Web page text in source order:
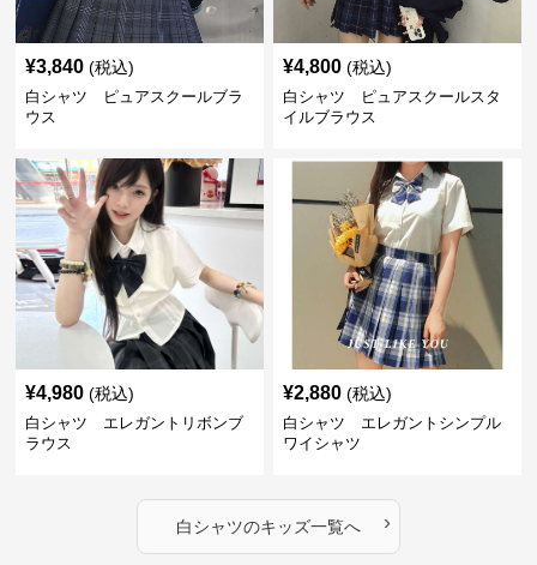
¥3,840 (税込)
白シャツ ピュアスクールブラ
ウス
¥4,800 (税込)
白シャツ ピュアスクールスタ
イルブラウス
¥4,980 (税込)
白シャツ エレガントリボンブ
ラウス
¥2,880 (税込)
白シャツ エレガントシンプル
ワイシャツ
白シャツのキッズ一覧へ ›